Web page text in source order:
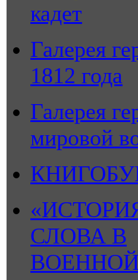
кадет
Галерея
1812 года
Галерея
мировой
СЛОВА В